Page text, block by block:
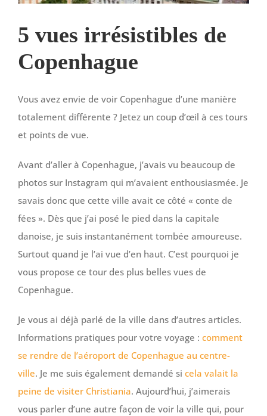
5 vues irrésistibles de
Copenhague
Vous avez envie de voir Copenhague d’une manière
totalement différente ? Jetez un coup d’œil à ces tours
et points de vue.
Avant d’aller à Copenhague, j’avais vu beaucoup de
photos sur Instagram qui m’avaient enthousiasmée. Je
savais donc que cette ville avait ce côté « conte de
fées ». Dès que j’ai posé le pied dans la capitale
danoise, je suis instantanément tombée amoureuse.
Surtout quand je l’ai vue d’en haut. C’est pourquoi je
vous propose ce tour des plus belles vues de
Copenhague.
Je vous ai déjà parlé de la ville dans d’autres articles.
Informations pratiques pour votre voyage : comment
se rendre de l’aéroport de Copenhague au centre-
ville. Je me suis également demandé si cela valait la
peine de visiter Christiania. Aujourd’hui, j’aimerais
vous parler d’une autre façon de voir la ville qui, pour